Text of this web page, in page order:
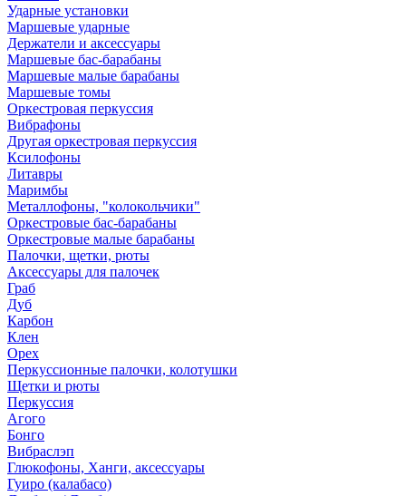
Ударные установки
Маршевые ударные
Держатели и аксессуары
Маршевые бас-барабаны
Маршевые малые барабаны
Маршевые томы
Оркестровая перкуссия
Вибрафоны
Другая оркестровая перкуссия
Ксилофоны
Литавры
Маримбы
Металлофоны, "колокольчики"
Оркестровые бас-барабаны
Оркестровые малые барабаны
Палочки, щетки, рюты
Аксессуары для палочек
Граб
Дуб
Карбон
Клен
Орех
Перкуссионные палочки, колотушки
Щетки и рюты
Перкуссия
Агого
Бонго
Вибраслэп
Глюкофоны, Ханги, аксессуары
Гуиро (калабасо)